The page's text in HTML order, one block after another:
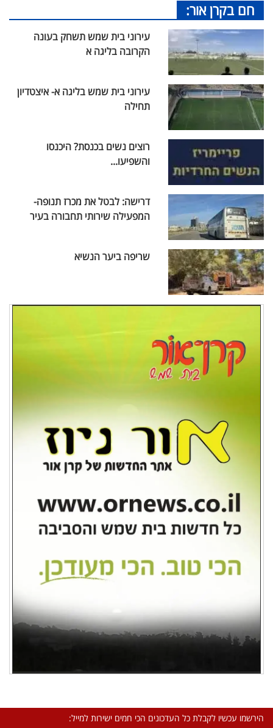
חם בקרן אור:
עירוני בית שמש תשחק בעונה
הקרובה בליגה א
עירוני בית שמש בליגה א- איצטדיון
תחילה
רוצים נשים בכנסת? היכנסו
והשפיעו...
דרישה: לבטל את מכרז תנופה-
המפעילה שירותי תחבורה בעיר
שריפה ביער הנשיא
הירשמו עכשיו לקבלת כל העדכונים הכי חמים ישירות למייל: